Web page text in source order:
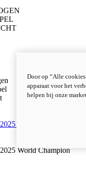
World Champion
World Champion
Door op “Alle
apparaat voor het
helpen bij onze